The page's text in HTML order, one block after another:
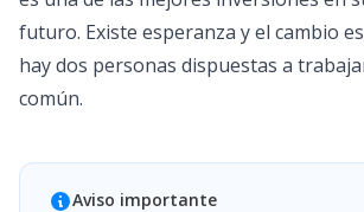
futuro. Existe esperanza y el cambio
hay dos personas dispuestas a
común.
Aviso importante